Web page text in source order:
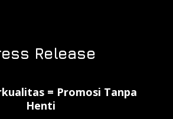
Release
= Promosi Tanpa
Henti